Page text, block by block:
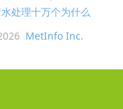
处理十万个为什么
MetInfo Inc.